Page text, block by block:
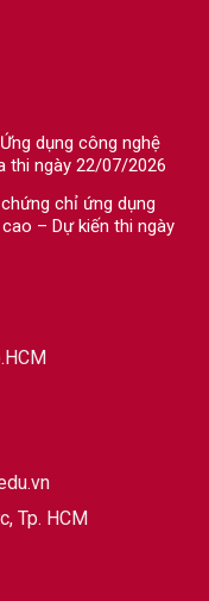
dụng công nghệ
thi ngày 22/07/2026
chỉ ứng dụng
– Dự kiến thi ngày
Tp. HCM